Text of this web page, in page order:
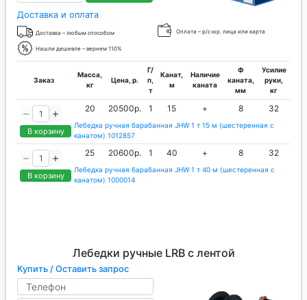
Доставка и оплата
Доставка – любым способом Оплата – р/с юр. лица или карта
Нашли дешевле – вернем 110%
Заказ
Масса,
кг
Цена, р.
Г/
п,
т
Канат,
м
Наличие
каната
Ф
каната,
мм
Усилие
руки,
кг
В корзину
20 20500р. 1 15 + 8 32
Лебедка ручная барабанная JHW 1 т 15 м (шестеренная с
канатом) 1012857
В корзину
25 20600р. 1 40 + 8 32
Лебедка ручная барабанная JHW 1 т 40 м (шестеренная с
канатом) 1000014
Лебедки ручные LRB с лентой
Купить / Оставить запрос